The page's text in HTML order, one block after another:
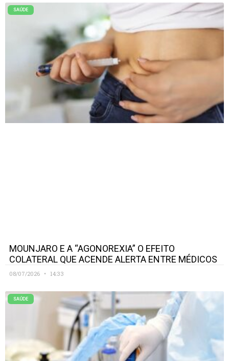
SAÚDE
MOUNJARO E A “AGONOREXIA” O EFEITO
COLATERAL QUE ACENDE ALERTA ENTRE MÉDICOS
08/07/2026 14:33
SAÚDE